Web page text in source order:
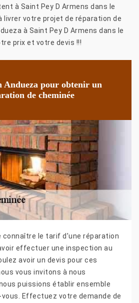
à Saint Pey D Armens dans le
livrer votre projet de réparation de
à Saint Pey D Armens dans le
prix et votre devis !!!
Andueza pour obtenir un
de cheminée
connaître le tarif d’une réparation
effectuer une inspection au
avoir un devis pour ces
vous invitons à nous
puissions établir ensemble
Effectuez votre demande de